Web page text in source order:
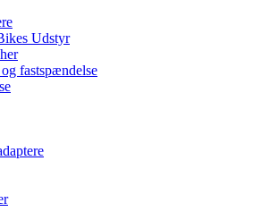
Udstyr
fastspændelse